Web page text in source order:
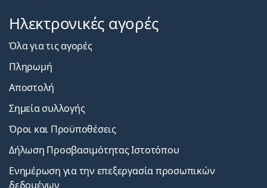
Ηλεκτρονικές αγορές
Όλα για τις αγορές
Πληρωμή
Αποστολή
Σημεία συλλογής
Όροι και Προϋποθέσεις
Δήλωση Προσβασιμότητας Ιστοτόπου
Ενημέρωση για την επεξεργασία προσωπικών
δεδομένων